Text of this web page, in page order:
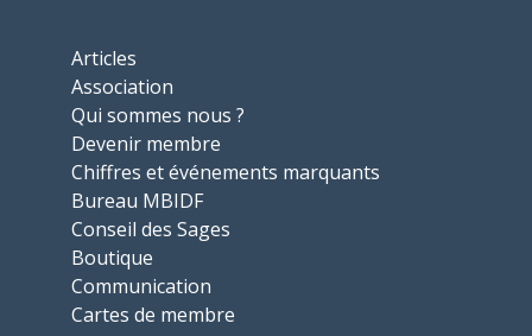
Articles
Association
Qui sommes nous ?
Devenir membre
Chiffres et événements marquants
Bureau MBIDF
Conseil des Sages
Boutique
Communication
Cartes de membre